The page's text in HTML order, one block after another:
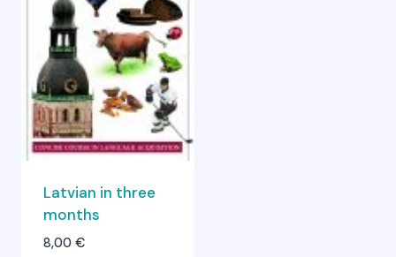
Latvian in three
months
8,00 €